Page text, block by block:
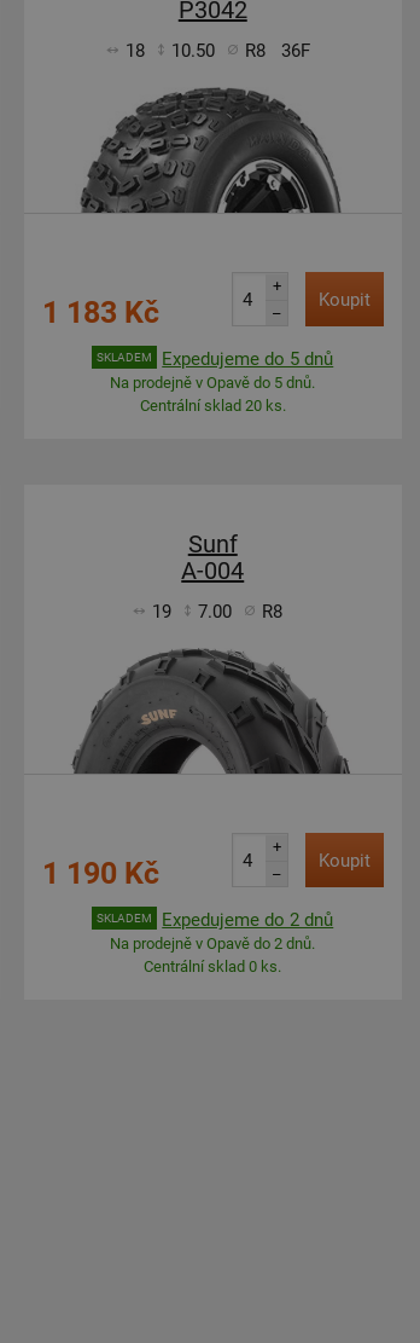
P3042
18 10.50 R8 36F
1 183 Kč
+
–
Koupit
SKLADEM Expedujeme do 5 dnů
Na prodejně v Opavě do 5 dnů.
Centrální sklad 20 ks.
Sunf
A-004
19 7.00 R8
1 190 Kč
+
–
Koupit
SKLADEM Expedujeme do 2 dnů
Na prodejně v Opavě do 2 dnů.
Centrální sklad 0 ks.